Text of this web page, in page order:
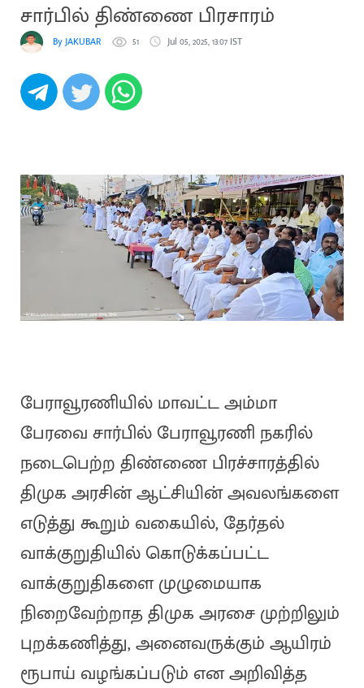
சார்பில் திண்ணை பிரசாரம்
By JAKUBAR 51 Jul 05, 2025, 13:07 IST
பேராவூரணியில் மாவட்ட அம்மா
பேரவை சார்பில் பேராவூரணி நகரில்
நடைபெற்ற திண்ணை பிரச்சாரத்தில்
திமுக அரசின் ஆட்சியின் அவலங்களை
எடுத்து கூறும் வகையில், தேர்தல்
வாக்குறுதியில் கொடுக்கப்பட்ட
வாக்குறுதிகளை முழுமையாக
நிறைவேற்றாத திமுக அரசை முற்றிலும்
புறக்கணித்து, அனைவருக்கும் ஆயிரம்
ரூபாய் வழங்கப்படும் என அறிவித்த